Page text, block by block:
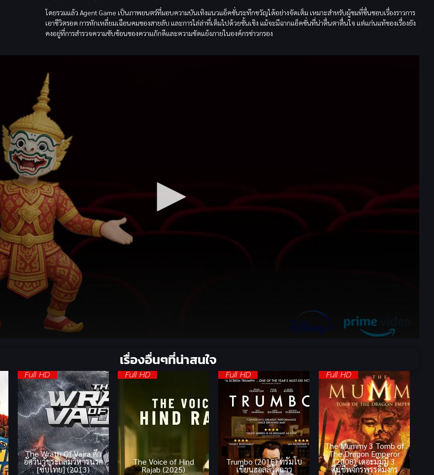
โดยรวมแล้ว Agent Game เป็นภาพยนตร์ที่มอบความบันเทิงแนวแอ็คชั่นระทึกขวัญได้อย่างจัดเต็ม เหมาะสำหรับผู้ชมที่ชื่นชอบเรื่องราวการ
เอาชีวิตรอด การหักเหลี่ยมเฉือนคมของสายลับ และการไล่ล่าที่เต็มไปด้วยชั้นเชิง แม้จะมีฉากแอ็คชั่นที่น่าตื่นตาตื่นใจ แต่แก่นแท้ของเรื่องยัง
คงอยู่ที่การสำรวจความซับซ้อนของความภักดีและความขัดแย้งภายในองค์กรข่าวกรอง
เรื่องอื่นๆที่น่าสนใจ
Full HD
The Wrath Of Vajra ศึก
อัศวินวัชระถล่มวิหารนรก
[ซับไทย] (2013)
Full HD
The Voice of Hind
Rajab (2025)
Full HD
Trumbo (2015) ทรัมโบ
เขียนฮอลลีวู้ดฉาว
Full HD
The Mummy 3 Tomb of
The Dragon Emperor
(2008) เดอะมัมมี่ 3
คืนชีพจักรพรรดิมังกร